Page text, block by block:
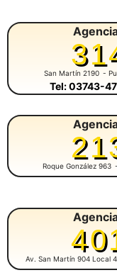
San Martín 2190 -
Tel: 03743-
Roque González 963
Av. San Martín 904 Local 4